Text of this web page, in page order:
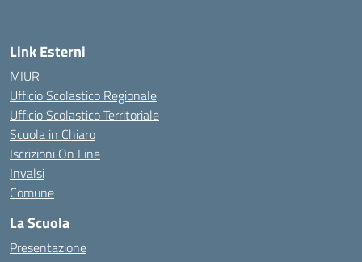
Link Esterni
MIUR
Ufficio Scolastico Regionale
Ufficio Scolastico Territoriale
Scuola in Chiaro
Iscrizioni On Line
Invalsi
Comune
La Scuola
Presentazione